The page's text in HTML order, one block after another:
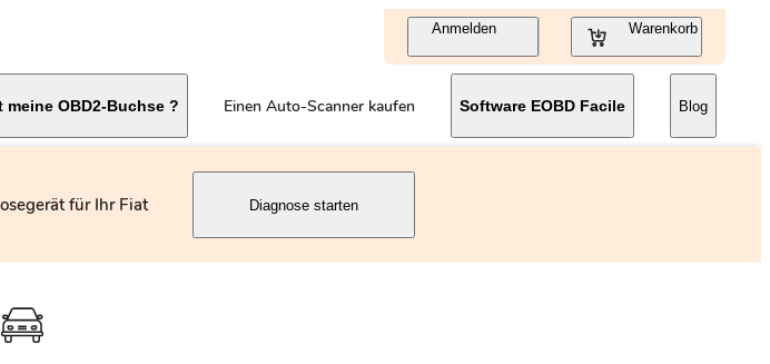
Anmelden Warenkorb
meine OBD2-Buchse ? Einen Auto-Scanner kaufen Software EOBD Facile Blog
für Ihr Fiat Diagnose starten